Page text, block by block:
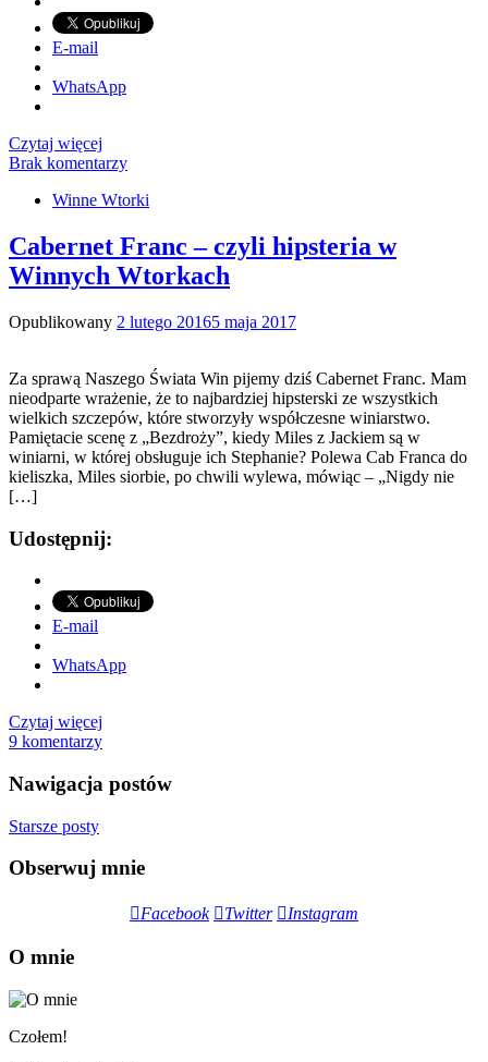
E-mail
WhatsApp
Czytaj więcej
Brak komentarzy
Winne Wtorki
Cabernet Franc – czyli hipsteria w
Winnych Wtorkach
Opublikowany 2 lutego 20165 maja 2017
Za sprawą Naszego Świata Win pijemy dziś Cabernet Franc. Mam
nieodparte wrażenie, że to najbardziej hipsterski ze wszystkich
wielkich szczepów, które stworzyły współczesne winiarstwo.
Pamiętacie scenę z „Bezdroży”, kiedy Miles z Jackiem są w
winiarni, w której obsługuje ich Stephanie? Polewa Cab Franca do
kieliszka, Miles siorbie, po chwili wylewa, mówiąc – „Nigdy nie
[…]
Udostępnij:
E-mail
WhatsApp
Czytaj więcej
9 komentarzy
Nawigacja postów
Starsze posty
Obserwuj mnie
Facebook Twitter Instagram
O mnie
Czołem!